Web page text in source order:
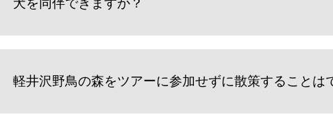
犬を同伴できますか？
軽井沢野鳥の森をツアーに参加せずに散策することは